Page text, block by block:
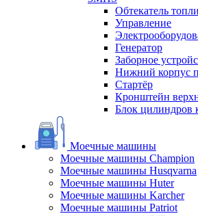
Обтекатель
Управление
Генератор
Заборное
Нижний корпус
Стартёр
Кронштейн
Блок цилиндров
Моечные машины
Моечные машины Champion
Моечные машины Husqvarna
Моечные машины Huter
Моечные машины Karcher
Моечные машины Patriot